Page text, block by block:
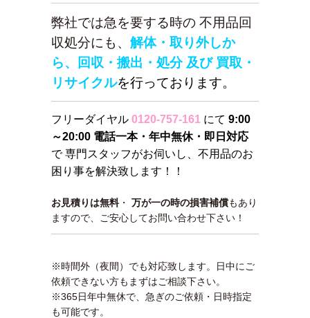
弊社では急を要する時の 不用品回
収処分にも、 解体・取り外しか
ら、回収・搬出・処分 及び 買取・
リサイクルを行っております。
フリーダイヤル 0120-757-161 にて 9:00
～20:00 電話一本・年中無休・即日対応
で 専門スタッフがお伺いし、不用品のお
困り事を解決致します！！
お見積りは無料・ 万が一の時の損害補償もあり
ますので、ご安心してお問い合わせ下さい！
※時間外（夜間）でも対応致します。日中にご
依頼できない方もまずはご相談下さい。
※365日年中無休で、急ぎのご依頼・日時指定
も可能です。